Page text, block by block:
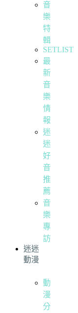
音
樂
特
輯
SETLIST
最
新
音
樂
情
報
迷
迷
好
音
推
薦
音
樂
專
訪
迷迷
動漫
動
漫
分